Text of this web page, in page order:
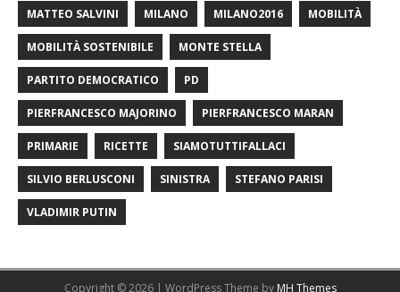
MATTEO SALVINI MILANO MILANO2016 MOBILITÀ
MOBILITÀ SOSTENIBILE MONTE STELLA
PARTITO DEMOCRATICO PD
PIERFRANCESCO MAJORINO PIERFRANCESCO MARAN
PRIMARIE RICETTE SIAMOTUTTIFALLACI
SILVIO BERLUSCONI SINISTRA STEFANO PARISI
VLADIMIR PUTIN
Copyright © 2026 | WordPress Theme by MH Themes